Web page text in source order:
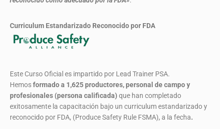
Curriculum Estandarizado Reconocido por FDA
Este Curso Oficial es impartido por Lead Trainer PSA.
Hemosformadoa 1,625 productores, personal de campo y
profesionales (persona calificada) que han completado
exitosamente la capacitación bajo un curriculum estandarizado y
reconocido por FDA, (Produce Safety Rule FSMA), a la fecha.